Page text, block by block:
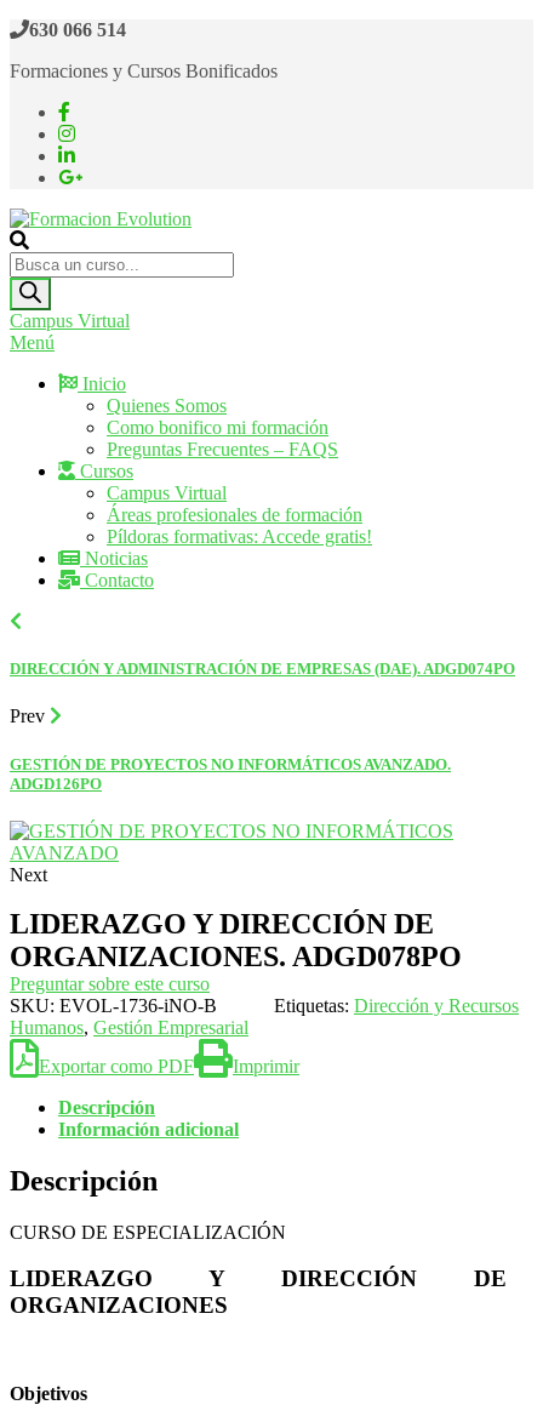
Saltar
contenido
630 066 514
Formaciones y Cursos Bonificados
Formacion Evolution
Cursos de formación continua
Búsqueda
de
productos
Campus Virtual
Menú
Inicio
Quienes Somos
Como bonifico mi formación
Preguntas Frecuentes – FAQS
Cursos
Campus Virtual
Áreas profesionales de formación
Píldoras formativas: Accede gratis!
Noticias
Contacto
DIRECCIÓN Y ADMINISTRACIÓN DE EMPRESAS (DAE). ADGD074PO
Prev
GESTIÓN DE PROYECTOS NO INFORMÁTICOS AVANZADO.
ADGD126PO
Next
LIDERAZGO Y DIRECCIÓN DE
ORGANIZACIONES. ADGD078PO
Preguntar sobre este curso
SKU: EVOL-1736-iNO-B Etiquetas: Dirección y Recursos
Humanos, Gestión Empresarial
Exportar como PDF
Imprimir
Descripción
Información adicional
Descripción
CURSO DE ESPECIALIZACIÓN
LIDERAZGO Y DIRECCIÓN DE
ORGANIZACIONES
Objetivos